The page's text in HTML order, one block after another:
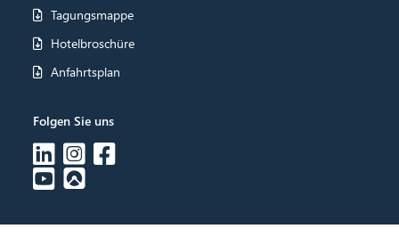
Tagungsmappe
Hotelbroschüre
Anfahrtsplan
Folgen Sie uns